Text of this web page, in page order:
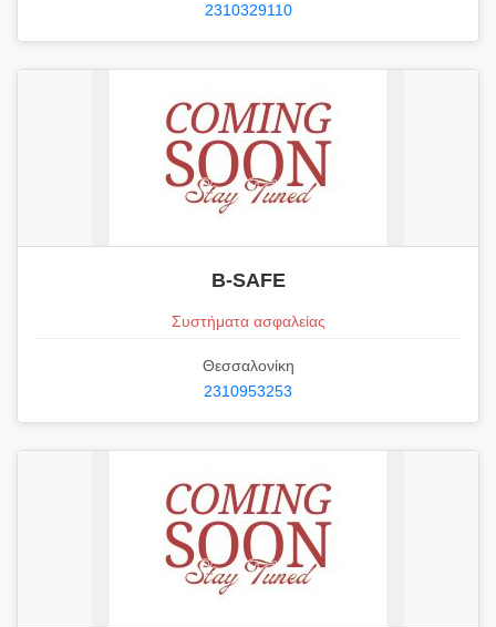
2310329110
B-SAFE
Συστήματα ασφαλείας
Θεσσαλονίκη
2310953253